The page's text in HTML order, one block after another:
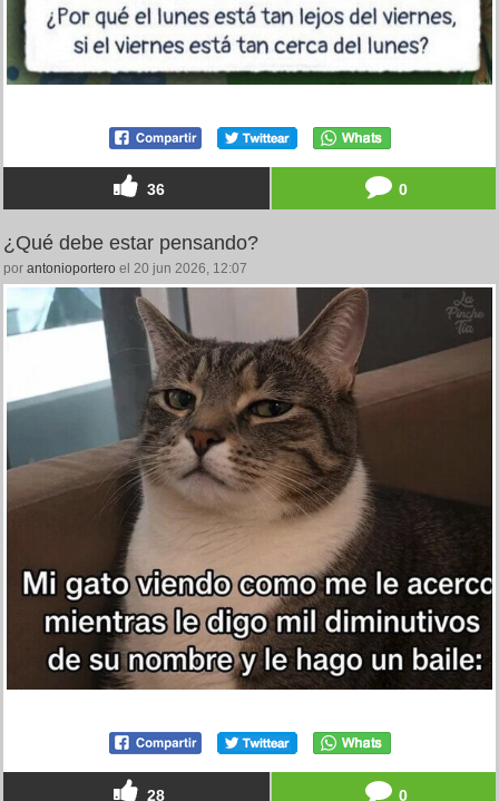
36 0
¿Qué debe estar pensando?
por antonioportero el 20 jun 2026, 12:07
28 0